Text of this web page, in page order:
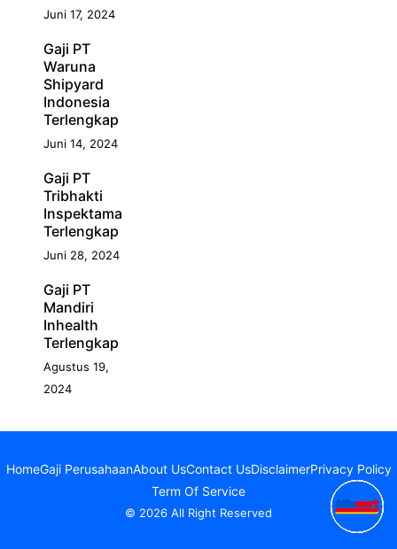
Juni 17, 2024
Gaji PT
Waruna
Shipyard
Indonesia
Terlengkap
Juni 14, 2024
Gaji PT
Tribhakti
Inspektama
Terlengkap
Juni 28, 2024
Gaji PT
Mandiri
Inhealth
Terlengkap
Agustus 19,
2024
HomeGaji PerusahaanAbout UsContact UsDisclaimerPrivacy Policy
Term Of Service
© 2026 All Right Reserved